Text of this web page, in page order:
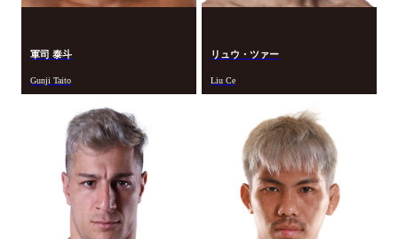
軍司 泰斗
Gunji Taito
リュウ・ツァー
Liu Ce